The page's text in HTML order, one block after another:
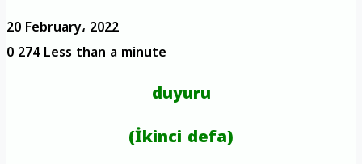
20 February، 2022
0274Less than a minute
duyuru
(İkinci defa)